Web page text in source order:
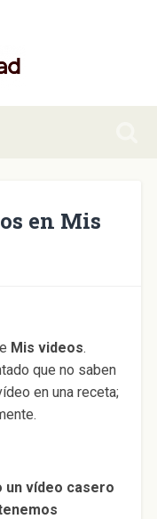
en Mis
Mis videos.
que no saben
en una receta;
un vídeo casero